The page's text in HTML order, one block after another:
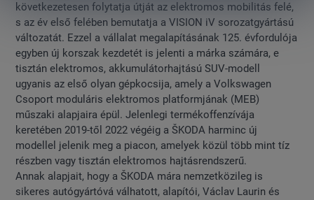
következetesen folytatja útját az elektromos mobilitás felé,
s az év első felében bemutatja a VISION iV sorozatgyártású
változatát. Ezzel a vállalat megalapításának 125. évfordulója
egyben új korszak kezdetét is jelenti a márka számára, e
tisztán elektromos, akkumulátorhajtású SUV-modell
ugyanis az első olyan gépkocsija, amely a Volkswagen
Csoport moduláris elektromos platformjának (MEB)
műszaki alapjaira épül. Jelenlegi termékoffenzívája
keretében 2019-től 2022 végéig a ŠKODA harminc új
modellel jelenik meg a piacon, amelyek közül több mint tíz
részben vagy tisztán elektromos hajtásrendszerű.
Annak alapjait, hogy a ŠKODA mára nemzetközileg is
sikeres autógyártóvá válhatott, alapítói, Václav Laurin és